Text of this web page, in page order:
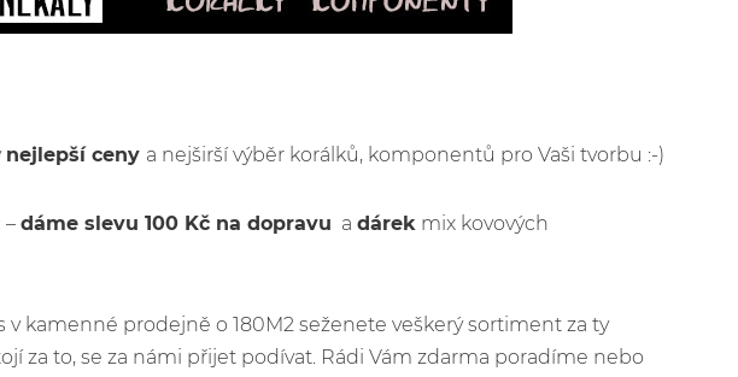
nejlepší ceny a nejširší výběr korálků, komponentů pro Vaši tvorbu :-)
– dáme slevu 100 Kč na dopravu a dárek mix kovových
v kamenné prodejně o 180M2 seženete veškerý sortiment za ty
za to, se za námi přijet podívat. Rádi Vám zdarma poradíme nebo